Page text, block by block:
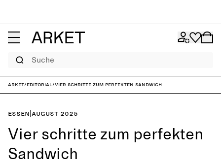
Suche
ARKET/Editorial/Vier schritte zum perfekten Sandwich
Essen August 2025
Vier schritte zum perfekten
Sandwich